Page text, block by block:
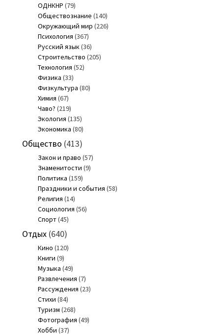
ОДНКНР (79)
Обществознание (140)
Окружающий мир (226)
Психология (367)
Русский язык(36)
Строительство (205)
Технология (52)
Физика (33)
Физкультура (80)
Химия (67)
Чаво? (219)
Экология (135)
Экономика (80)
Общество (413)
Закон и право (57)
Знаменитости (9)
Политика (159)
Праздники и события (58)
Религия (14)
Социология (56)
Спорт(45)
Отдых(640)
Кино (120)
Книги (9)
Музыка (49)
Развлечения (7)
Рассуждения (23)
Стихи (84)
Туризм (268)
Фотография (49)
Хобби (37)